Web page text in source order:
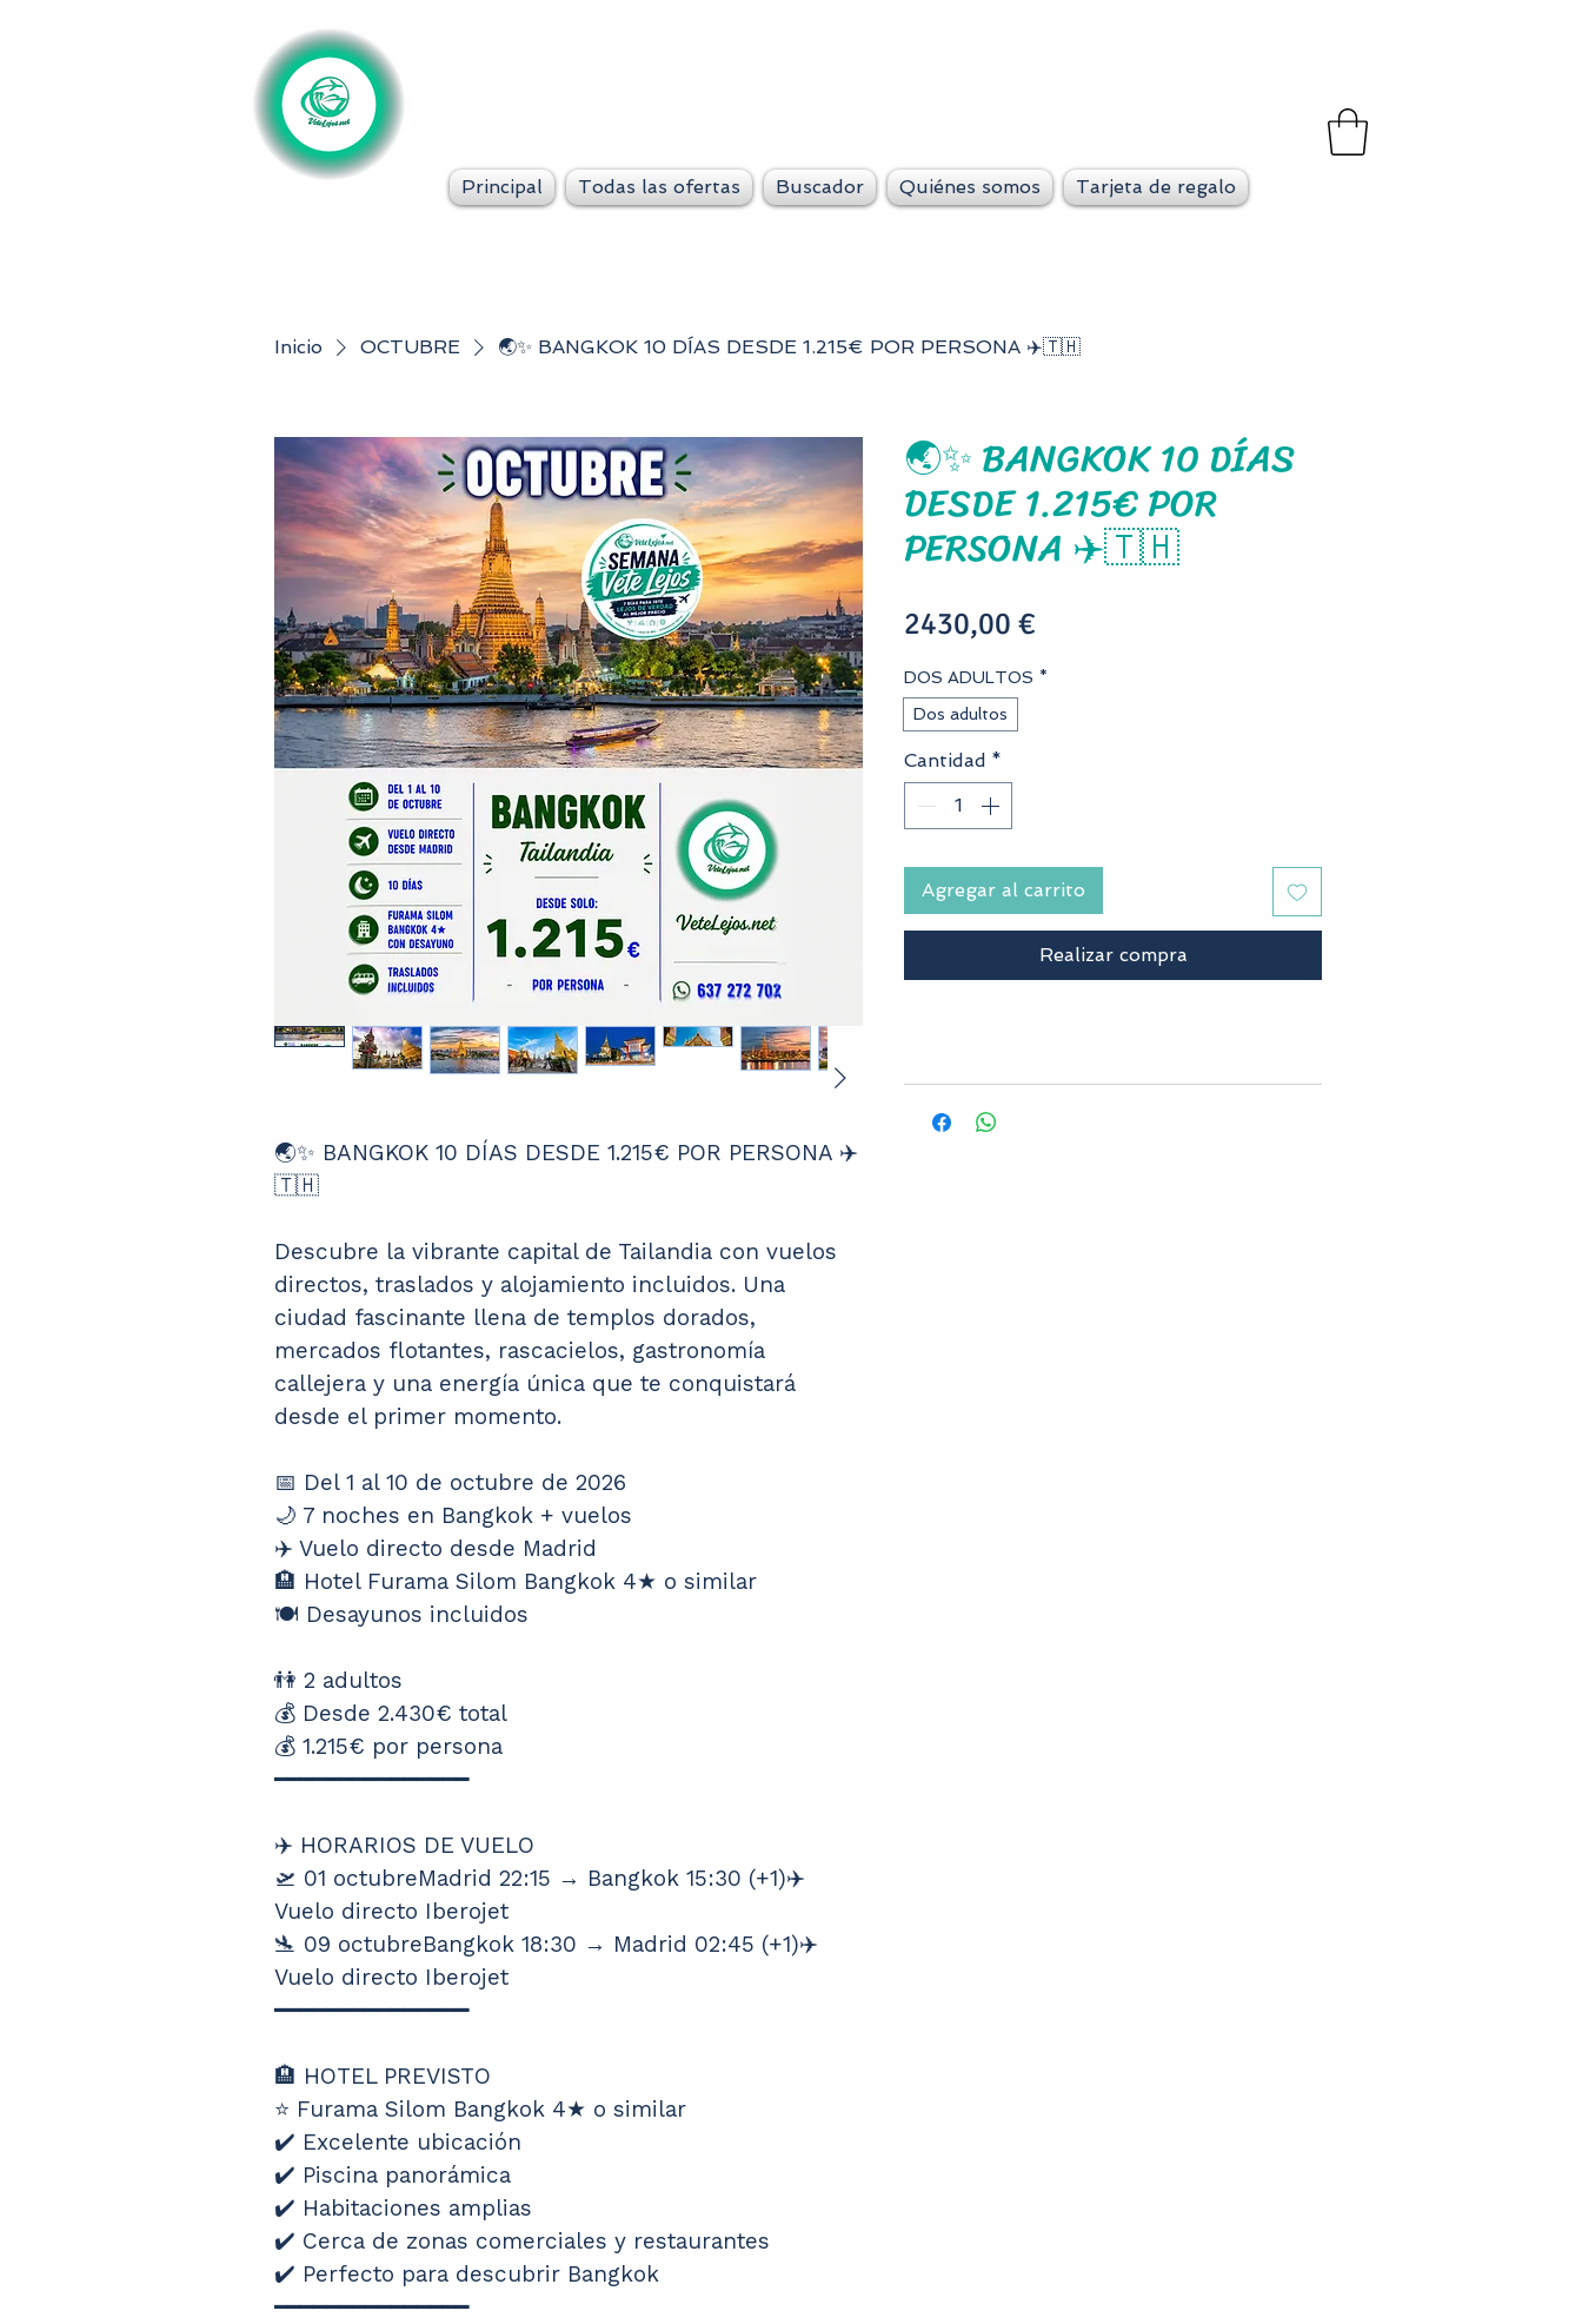
Principal Todas las ofertas Buscador Quiénes somos Tarjeta de regalo
Inicio OCTUBRE 🌏✨ BANGKOK 10 DÍAS DESDE 1.215€ POR PERSONA ✈️🇹🇭
🌏✨ BANGKOK 10 DÍAS DESDE 1.215€ POR PERSONA ✈️
🇹🇭
Descubre la vibrante capital de Tailandia con vuelos
directos, traslados y alojamiento incluidos. Una
ciudad fascinante llena de templos dorados,
mercados flotantes, rascacielos, gastronomía
callejera y una energía única que te conquistará
desde el primer momento.
📅 Del 1 al 10 de octubre de 2026
🌙 7 noches en Bangkok + vuelos
✈️ Vuelo directo desde Madrid
🏨 Hotel Furama Silom Bangkok 4★ o similar
🍽️ Desayunos incluidos
👫 2 adultos
💰 Desde 2.430€ total
💰 1.215€ por persona
━━━━━━━━━━━━━━━
✈️ HORARIOS DE VUELO
🛫 01 octubreMadrid 22:15 → Bangkok 15:30 (+1)✈️
Vuelo directo Iberojet
🛬 09 octubreBangkok 18:30 → Madrid 02:45 (+1)✈️
Vuelo directo Iberojet
━━━━━━━━━━━━━━━
🏨 HOTEL PREVISTO
⭐ Furama Silom Bangkok 4★ o similar
✔️ Excelente ubicación
✔️ Piscina panorámica
✔️ Habitaciones amplias
✔️ Cerca de zonas comerciales y restaurantes
✔️ Perfecto para descubrir Bangkok
━━━━━━━━━━━━━━━
🌏✨ BANGKOK 10 DÍAS
DESDE 1.215€ POR
PERSONA ✈️🇹🇭
2430,00 €
DOS ADULTOS *
Dos adultos
Cantidad *
Agregar al carrito
Realizar compra